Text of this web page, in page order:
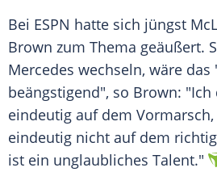
Bei ESPN hatte sich jüngst
Brown zum Thema geäußert.
Mercedes wechseln, wäre das
beängstigend", so Brown: "Ich
eindeutig auf dem Vormarsch,
eindeutig nicht auf dem
ist ein unglaubliches Talent."